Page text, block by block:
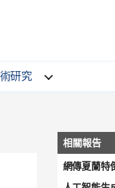
研究
網傳夏蘭特